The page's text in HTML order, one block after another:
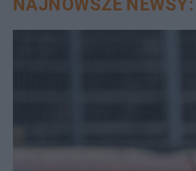
NAJNOWSZE NEWSY: